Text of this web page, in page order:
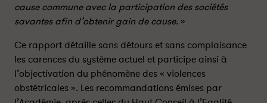
cause commune avec la participation des sociétés
savantes afin d’obtenir gain de cause.»
Ce rapport détaille sans détours et sans complaisance
les carences du système actuel et participe ainsi à
l’objectivation du phénomène des « violences
obstétricales ». Les recommandations émises par